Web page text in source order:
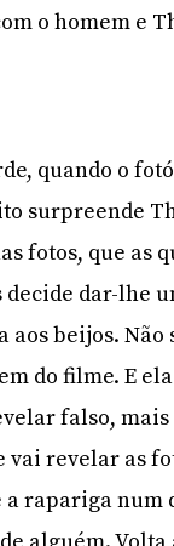
o homem e
quando o
surpreende
fotos, que as
decide dar-lhe
aos beijos.
do filme. E
falso,
vai revelar as
a rapariga num